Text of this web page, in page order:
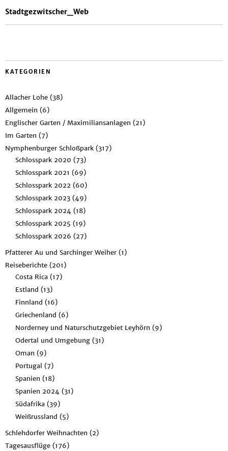
Stadtgezwitscher_Web
KATEGORIEN
Allacher Lohe (38)
Allgemein (6)
Englischer Garten / Maximiliansanlagen (21)
Im Garten (7)
Nymphenburger Schloßpark (317)
Schlosspark 2020 (73)
Schlosspark 2021 (69)
Schlosspark 2022 (60)
Schlosspark 2023 (49)
Schlosspark 2024 (18)
Schlosspark 2025 (19)
Schlosspark 2026 (27)
Pfatterer Au und Sarchinger Weiher (1)
Reiseberichte (201)
Costa Rica (17)
Estland (13)
Finnland (16)
Griechenland (6)
Norderney und Naturschutzgebiet Leyhörn (9)
Odertal und Umgebung (31)
Oman (9)
Portugal (7)
Spanien (18)
Spanien 2024 (31)
Südafrika (39)
Weißrussland (5)
Schlehdorfer Weihnachten (2)
Tagesausflüge (176)